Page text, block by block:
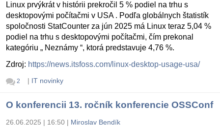
Linux prvýkrát v histórii prekročil 5 % podiel na trhu s
desktopovými počítačmi v USA . Podľa globálnych štatistík
spoločnosti StatCounter za jún 2025 má Linux teraz 5,04 %
podiel na trhu s desktopovými počítačmi, čím prekonal
kategóriu „ Neznámy “, ktorá predstavuje 4,76 %.
Zdroj: https://news.itsfoss.com/linux-desktop-usage-usa/
2 | IT novinky
O konferencii 13. ročník konferencie OSSConf
26.06.2025 | 16:50 | Miroslav Bendík